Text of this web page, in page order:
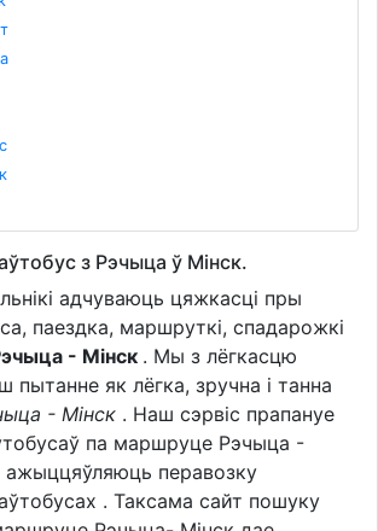
з Рэчыца ў Мінск.
адчуваюць цяжкасці пры
паездка, маршруткі, спадарожкі
- Мінск . Мы з лёгкасцю
як лёгка, зручна і танна
- Мінск . Наш сэрвіс прапануе
па маршруце Рэчыца -
ажыццяўляюць перавозку
. Таксама сайт пошуку